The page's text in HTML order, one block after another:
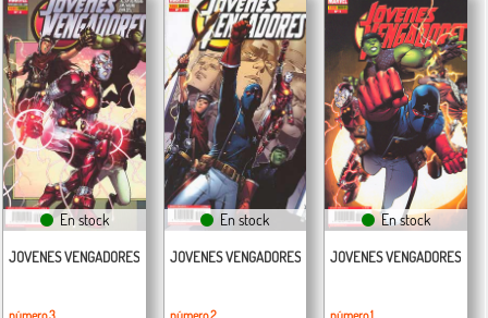
En stock
JOVENES VENGADORES
En stock
JOVENES VENGADORES
En stock
JOVENES VENGADORES